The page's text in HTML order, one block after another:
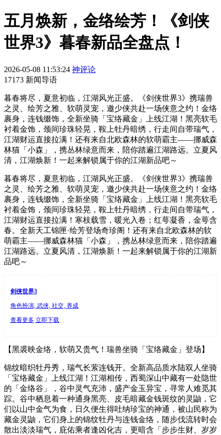
五月焕新，金络绘芳！《剑侠
世界3》暮春新品全盘点！
2026-05-08 11:53:24 神评论
17173 新闻导语
暮春将尽，夏意初临，江湖风光正盛。《剑侠世界3》携瑞兽
之灵、绘芳之雅、软萌灵宠，邀少侠共赴一场侠意之约！金络
裹身，连钱缀饰，全新坐骑「宝络藏金」上线江湖！黑亮软毛
衬着金饰，颈间珍珠轻晃，鞍上牡丹暗绣，行走间自带瑞气，
江湖财运直接拉满！还有来自北欧森林的软萌霸主——挪威森
林猫「小森」，携丛林绿意而来，陪你踏遍江湖路远。立夏风
清，江湖焕新！一起来解锁属于你的江湖新品吧～
暮春将尽，夏意初临，江湖风光正盛。《剑侠世界3》携瑞兽
之灵、绘芳之雅、软萌灵宠，邀少侠共赴一场侠意之约！金络
裹身，连钱缀饰，全新坐骑「宝络藏金」上线江湖！黑亮软毛
衬着金饰，颈间珍珠轻晃，鞍上牡丹暗绣，行走间自带瑞气，
江湖财运直接拉满！寒枝载雪，暖光入卷；红萼凝香，金萼含
春。全新天工锦匣·绘芳登场奇珍阁！还有来自北欧森林的软
萌霸主——挪威森林猫「小森」，携丛林绿意而来，陪你踏遍
江湖路远。立夏风清，江湖焕新！一起来解锁属于你的江湖新
品吧～
剑侠世界3
角色扮演, 武侠, 社交, 养成
查看更多 立即下载
【黑裘映金络，软萌又贵气！瑞兽坐骑「宝络藏金」登场】
锦纹暗织牡丹秀，瑞气长萦连钱开。全新高品质水陆双人坐骑
「宝络藏金」上线江湖！江湖相传，西蜀深山中藏有一处隐世
的「金络谷」，谷中灵气充沛，盛产金玉异宝，寻常人难觅其
踪。谷中栖息着一种通身黑亮、皮毛暗藏金钱斑纹的灵鼬，它
们以山中金气为食，日久便生得吐纳珍宝的神通，被山民称为
藏金灵鼬，它们身上的锦纹牡丹与连钱金络，随步伐流转时会
散出淡淡瑞气，庇佑乘者逢凶化吉，更暗含「步步生财、岁岁